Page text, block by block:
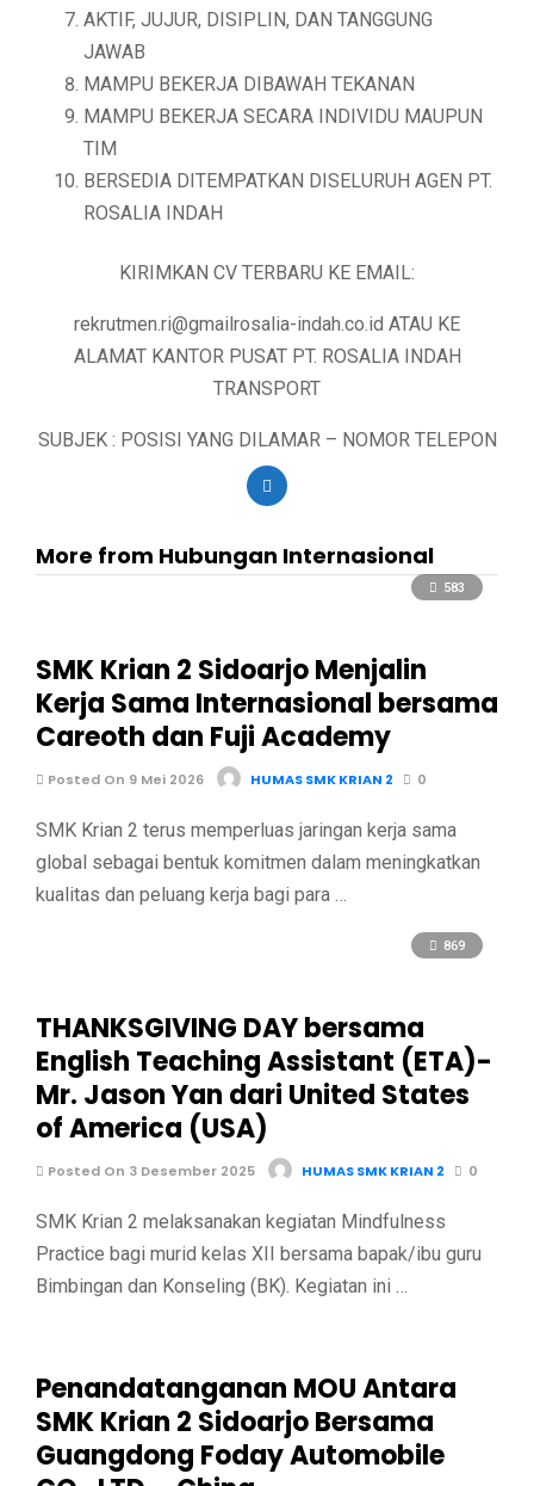
AKTIF, JUJUR, DISIPLIN, DAN TANGGUNG
JAWAB
MAMPU BEKERJA DIBAWAH TEKANAN
MAMPU BEKERJA SECARA INDIVIDU MAUPUN
TIM
BERSEDIA DITEMPATKAN DISELURUH AGEN PT.
ROSALIA INDAH
KIRIMKAN CV TERBARU KE EMAIL:
rekrutmen.ri@gmailrosalia-indah.co.id ATAU KE
ALAMAT KANTOR PUSAT PT. ROSALIA INDAH
TRANSPORT
SUBJEK : POSISI YANG DILAMAR – NOMOR TELEPON
More from Hubungan Internasional
583
SMK Krian 2 Sidoarjo Menjalin
Kerja Sama Internasional bersama
Careoth dan Fuji Academy
Posted On 9 Mei 2026 HUMAS SMK KRIAN 2 0
SMK Krian 2 terus memperluas jaringan kerja sama
global sebagai bentuk komitmen dalam meningkatkan
kualitas dan peluang kerja bagi para …
869
THANKSGIVING DAY bersama
English Teaching Assistant (ETA)-
Mr. Jason Yan dari United States
of America (USA)
Posted On 3 Desember 2025 HUMAS SMK KRIAN 2 0
SMK Krian 2 melaksanakan kegiatan Mindfulness
Practice bagi murid kelas XII bersama bapak/ibu guru
Bimbingan dan Konseling (BK). Kegiatan ini …
Penandatanganan MOU Antara
SMK Krian 2 Sidoarjo Bersama
Guangdong Foday Automobile